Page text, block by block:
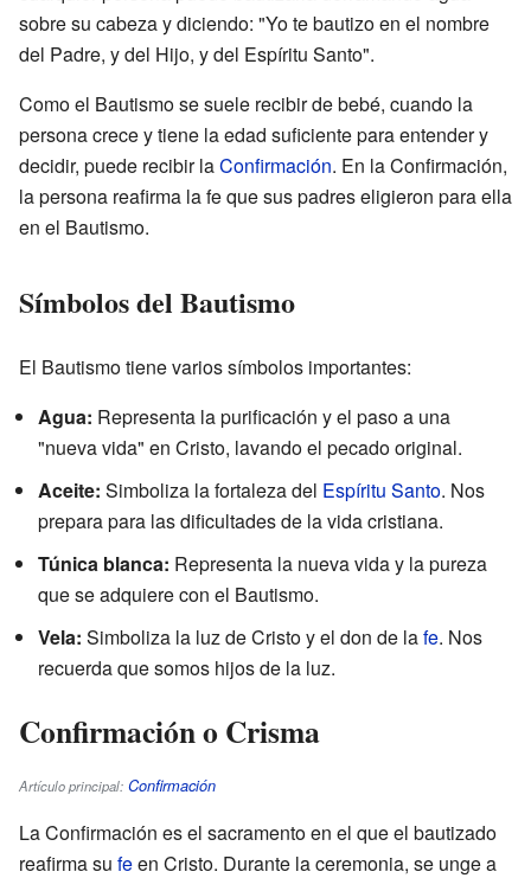
sobre su cabeza y diciendo: "Yo te bautizo en el nombre
del Padre, y del Hijo, y del Espíritu Santo".
Como el Bautismo se suele recibir de bebé, cuando la
persona crece y tiene la edad suficiente para entender y
decidir, puede recibir laConfirmación. En la Confirmación,
la persona reafirma la fe que sus padres eligieron para ella
en el Bautismo.
Símbolos del Bautismo
El Bautismo tiene varios símbolos importantes:
Agua: Representa la purificación y el paso a una
"nueva vida" en Cristo, lavando el pecado original.
Aceite: Simboliza la fortaleza del Espíritu Santo. Nos
prepara para las dificultades de la vida cristiana.
Túnica blanca: Representa la nueva vida y la pureza
que se adquiere con el Bautismo.
Vela: Simboliza la luz de Cristo y el don de lafe. Nos
recuerda que somos hijos de la luz.
Confirmación o Crisma
Artículo principal: Confirmación
La Confirmación es el sacramento en el que el bautizado
reafirma su feen Cristo. Durante la ceremonia, se unge a